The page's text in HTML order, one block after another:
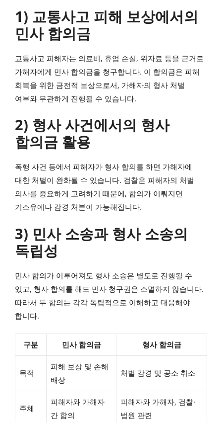
1) 교통사고 피해 보상에서의
민사 합의금
교통사고 피해자는 의료비, 휴업 손실, 위자료 등을 근거로
가해자에게 민사 합의금을 청구합니다. 이 합의금은 피해
회복을 위한 금전적 보상으로서, 가해자의 형사 처벌
여부와 무관하게 진행될 수 있습니다.
2) 형사 사건에서의 형사
합의금 활용
폭행 사건 등에서 피해자가 형사 합의를 하면 가해자에
대한 처벌이 완화될 수 있습니다. 검찰은 피해자의 처벌
의사를 중요하게 고려하기 때문에, 합의가 이뤄지면
기소유예나 감경 처분이 가능해집니다.
3) 민사 소송과 형사 소송의
독립성
민사 합의가 이루어져도 형사 소송은 별도로 진행될 수
있고, 형사 합의를 해도 민사 청구권은 소멸하지 않습니다.
따라서 두 합의는 각각 독립적으로 이해하고 대응해야
합니다.
구분 민사 합의금 형사 합의금
목적
피해 보상 및 손해
배상
처벌 감경 및 공소 취소
주체
피해자와 가해자
간 합의
피해자와 가해자, 검찰·
법원 관련